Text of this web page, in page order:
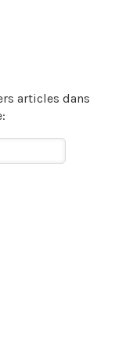
articles dans